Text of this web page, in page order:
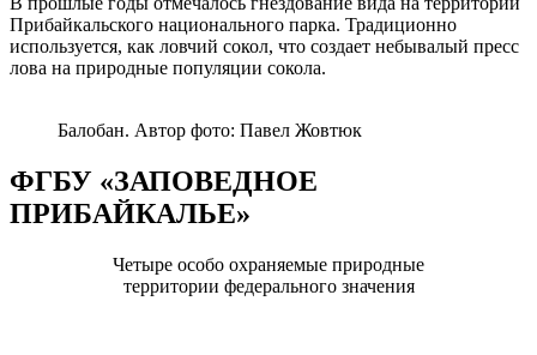
Прибайкальского национального парка. Традиционно
используется, как ловчий сокол, что создает небывалый пресс
лова на природные популяции сокола.
Балобан. Автор фото: Павел Жовтюк
ФГБУ «ЗАПОВЕДНОЕ
ПРИБАЙКАЛЬЕ»
Четыре особо охраняемые природные
территории федерального значения